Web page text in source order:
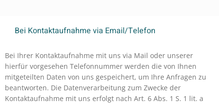
Bei Kontaktaufnahme via Email/Telefon
Bei Ihrer Kontaktaufnahme mit uns via Mail oder unserer
hierfür vorgesehen Telefonnummer werden die von Ihnen
mitgeteilten Daten von uns gespeichert, um Ihre Anfragen zu
beantworten. Die Datenverarbeitung zum Zwecke der
Kontaktaufnahme mit uns erfolgt nach Art. 6 Abs. 1 S. 1 lit. a